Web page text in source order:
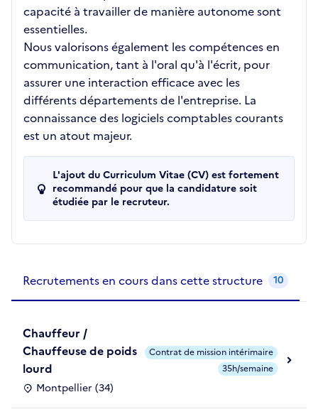
capacité à travailler de manière autonome sont
essentielles.
Nous valorisons également les compétences en
communication, tant à l'oral qu'à l'écrit, pour
assurer une interaction efficace avec les
différents départements de l'entreprise. La
connaissance des logiciels comptables courants
est un atout majeur.
L'ajout du Curriculum Vitae (CV) est fortement
recommandé pour que la candidature soit
étudiée par le recruteur.
Recrutements en cours dans cette structure 10
Chauffeur /
Chauffeuse de poids
lourd
Montpellier (34)
Contrat de mission intérimaire
35h/semaine